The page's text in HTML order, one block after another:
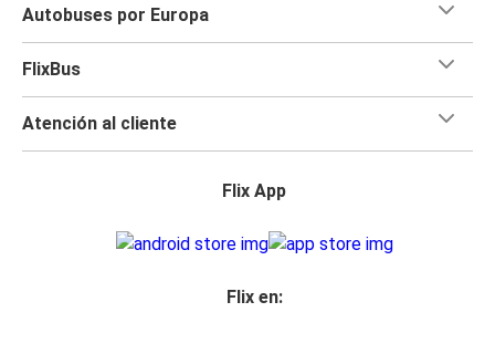
Autobuses por Europa
FlixBus
Atención al cliente
Flix App
Flix en: